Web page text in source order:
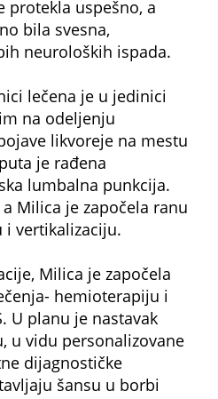
bila svesna,
neuroloških ispada.
na odeljenju
likvoreje na mestu
je rađena
lumbalna punkcija.
Milica je započela ranu
vertikalizaciju.
hemioterapiju i
U planu je nastavak
vidu personalizovane
dijagnostičke
šansu u borbi